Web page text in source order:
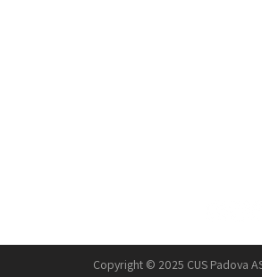
Copyright © 2025 CUS Padova